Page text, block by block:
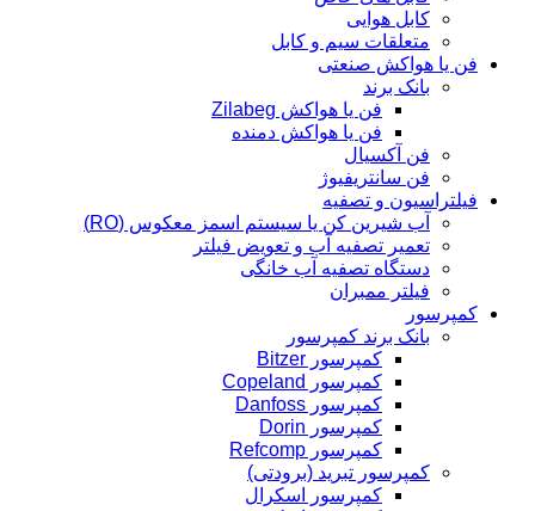
کابل هوایی
متعلقات سیم و کابل
فن یا هواکش صنعتی
بانک برند
فن یا هواکش Zilabeg
فن یا هواکش دمنده
فن آکسیال
فن سانتریفیوژ
فیلتراسیون و تصفیه
آب شیرین کن یا سیستم اسمز معکوس (RO)
تعمیر تصفیه آب و تعویض فیلتر
دستگاه تصفیه آب خانگی
فیلتر ممبران
کمپرسور
بانک برند کمپرسور
کمپرسور Bitzer
کمپرسور Copeland
کمپرسور Danfoss
کمپرسور Dorin
کمپرسور Refcomp
کمپرسور تبرید (برودتی)
کمپرسور اسکرال